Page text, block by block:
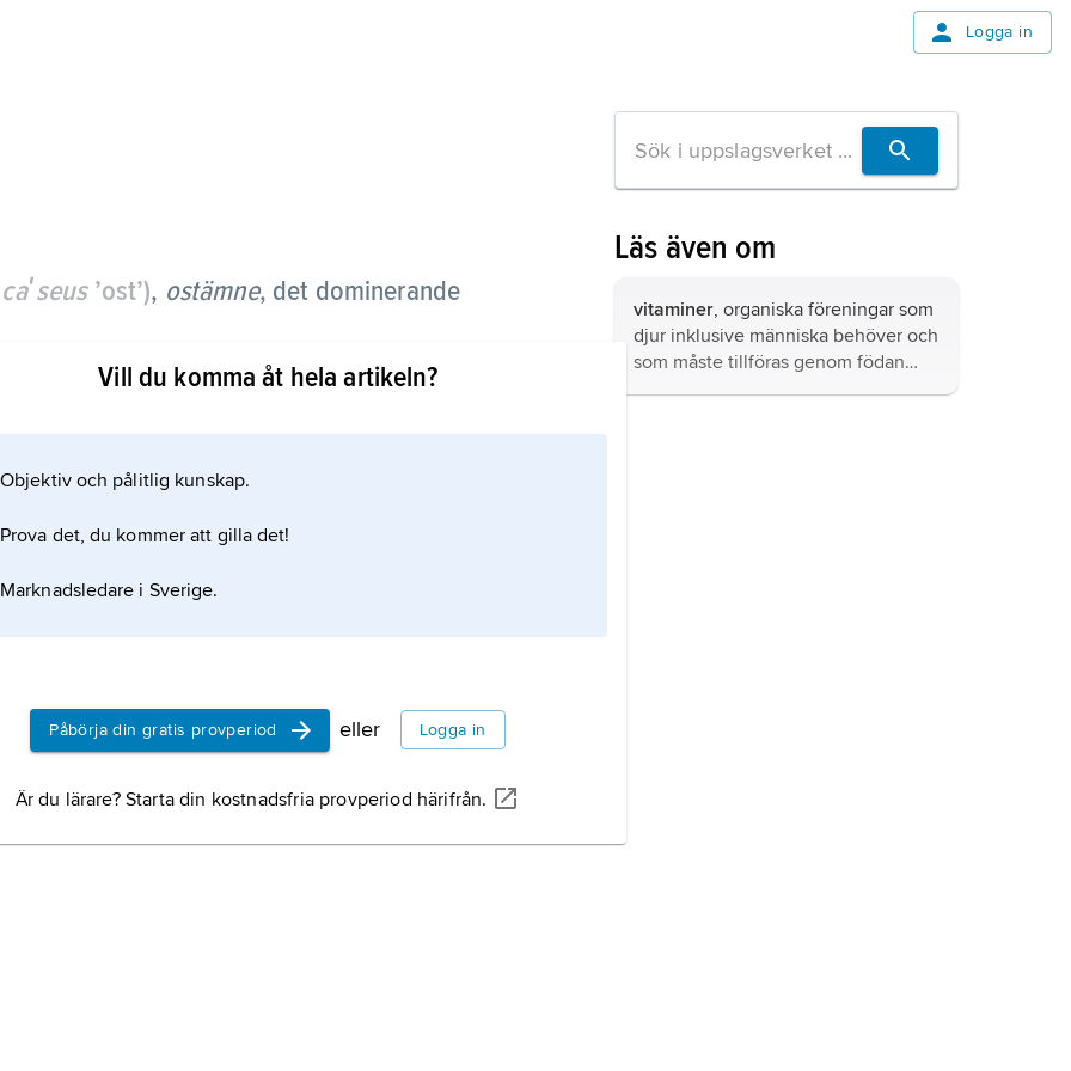
Logga in
caʹseus’ost’), ostämne, det dominerande
miceller, med kalciumfosfat och
mjölk. Mjölk koagulerar vid surgörning,
vid pH 4,6 varvid de kollapsar.
Vill du komma åt hela artikeln?
Objektiv och pålitlig kunskap.
Prova det, du kommer att gilla det!
Marknadsledare i Sverige.
Påbörja din gratis provperiod eller Logga in
Är du lärare? Starta din kostnadsfria provperiod härifrån.
Läs även om
vitaminer, organiska föreningar som
djur inklusive människa behöver och
som måste tillföras genom födan
eftersom de inte i tillräcklig mängd,